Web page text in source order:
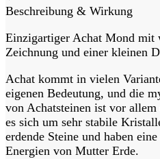
Beschreibung & Wirkung
Einzigartiger Achat Mond mit
Zeichnung und einer kleinen
Achat kommt in vielen
eigenen Bedeutung, und die
von Achatsteinen ist vor
es sich um sehr stabile
erdende Steine und haben
Energien von Mutter Erde.